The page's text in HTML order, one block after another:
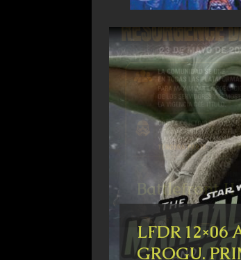
Battlefront II